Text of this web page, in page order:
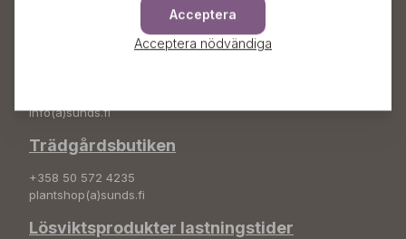
info(a)sunds.fi
Trädgårdsbutiken
+358 50 572 4235
plantshop(a)sunds.fi
Lösviktsprodukter lastningstider
Acceptera
Acceptera nödvändiga